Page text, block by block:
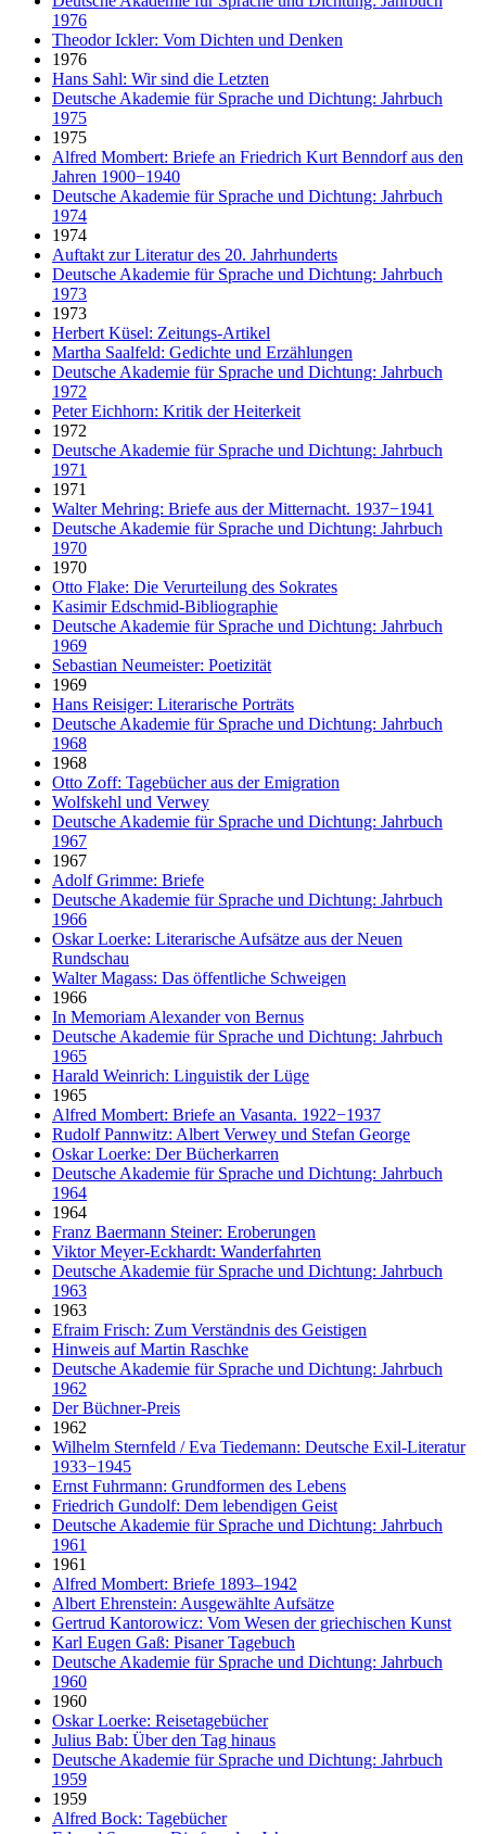
1976
Theodor Ickler: Vom Dichten und Denken
1976
Hans Sahl: Wir sind die Letzten
Deutsche Akademie für Sprache und Dichtung: Jahrbuch
1975
1975
Alfred Mombert: Briefe an Friedrich Kurt Benndorf aus den
Jahren 1900−1940
Deutsche Akademie für Sprache und Dichtung: Jahrbuch
1974
1974
Auftakt zur Literatur des 20. Jahrhunderts
Deutsche Akademie für Sprache und Dichtung: Jahrbuch
1973
1973
Herbert Küsel: Zeitungs-Artikel
Martha Saalfeld: Gedichte und Erzählungen
Deutsche Akademie für Sprache und Dichtung: Jahrbuch
1972
Peter Eichhorn: Kritik der Heiterkeit
1972
Deutsche Akademie für Sprache und Dichtung: Jahrbuch
1971
1971
Walter Mehring: Briefe aus der Mitternacht. 1937−1941
Deutsche Akademie für Sprache und Dichtung: Jahrbuch
1970
1970
Otto Flake: Die Verurteilung des Sokrates
Kasimir Edschmid-Bibliographie
Deutsche Akademie für Sprache und Dichtung: Jahrbuch
1969
Sebastian Neumeister: Poetizität
1969
Hans Reisiger: Literarische Porträts
Deutsche Akademie für Sprache und Dichtung: Jahrbuch
1968
1968
Otto Zoff: Tagebücher aus der Emigration
Wolfskehl und Verwey
Deutsche Akademie für Sprache und Dichtung: Jahrbuch
1967
1967
Adolf Grimme: Briefe
Deutsche Akademie für Sprache und Dichtung: Jahrbuch
1966
Oskar Loerke: Literarische Aufsätze aus der Neuen
Rundschau
Walter Magass: Das öffentliche Schweigen
1966
In Memoriam Alexander von Bernus
Deutsche Akademie für Sprache und Dichtung: Jahrbuch
1965
Harald Weinrich: Linguistik der Lüge
1965
Alfred Mombert: Briefe an Vasanta. 1922−1937
Rudolf Pannwitz: Albert Verwey und Stefan George
Oskar Loerke: Der Bücherkarren
Deutsche Akademie für Sprache und Dichtung: Jahrbuch
1964
1964
Franz Baermann Steiner: Eroberungen
Viktor Meyer-Eckhardt: Wanderfahrten
Deutsche Akademie für Sprache und Dichtung: Jahrbuch
1963
1963
Efraim Frisch: Zum Verständnis des Geistigen
Hinweis auf Martin Raschke
Deutsche Akademie für Sprache und Dichtung: Jahrbuch
1962
Der Büchner-Preis
1962
Wilhelm Sternfeld / Eva Tiedemann: Deutsche Exil-Literatur
1933−1945
Ernst Fuhrmann: Grundformen des Lebens
Friedrich Gundolf: Dem lebendigen Geist
Deutsche Akademie für Sprache und Dichtung: Jahrbuch
1961
1961
Alfred Mombert: Briefe 1893–1942
Albert Ehrenstein: Ausgewählte Aufsätze
Gertrud Kantorowicz: Vom Wesen der griechischen Kunst
Karl Eugen Gaß: Pisaner Tagebuch
Deutsche Akademie für Sprache und Dichtung: Jahrbuch
1960
1960
Oskar Loerke: Reisetagebücher
Julius Bab: Über den Tag hinaus
Deutsche Akademie für Sprache und Dichtung: Jahrbuch
1959
1959
Alfred Bock: Tagebücher